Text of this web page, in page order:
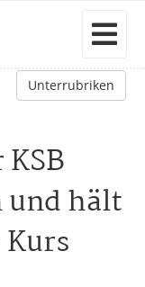
Unterrubriken
und hält